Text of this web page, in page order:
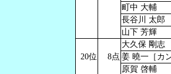
町中 大輔
長谷川 太郎
山下 芳輝
20位 8点
大久保 剛志
姜 曉一［カ
原賀 啓輔